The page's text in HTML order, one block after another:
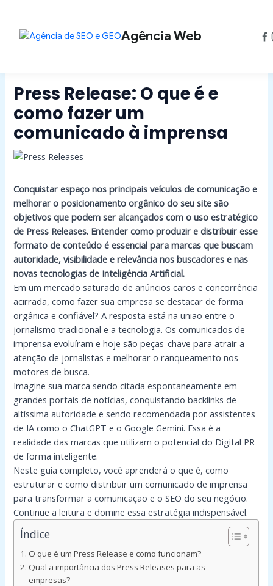
Agência Web
Press Release: O que é e
como fazer um
comunicado à imprensa
Conquistar espaço nos principais veículos de comunicação e
melhorar o posicionamento orgânico do seu site são
objetivos que podem ser alcançados com o uso estratégico
de Press Releases. Entender como produzir e distribuir esse
formato de conteúdo é essencial para marcas que buscam
autoridade, visibilidade e relevância nos buscadores e nas
novas tecnologias de Inteligência Artificial.
Em um mercado saturado de anúncios caros e concorrência
acirrada, como fazer sua empresa se destacar de forma
orgânica e confiável? A resposta está na união entre o
jornalismo tradicional e a tecnologia. Os comunicados de
imprensa evoluíram e hoje são peças-chave para atrair a
atenção de jornalistas e melhorar o ranqueamento nos
motores de busca.
Imagine sua marca sendo citada espontaneamente em
grandes portais de notícias, conquistando backlinks de
altíssima autoridade e sendo recomendada por assistentes
de IA como o ChatGPT e o Google Gemini. Essa é a
realidade das marcas que utilizam o potencial do Digital PR
de forma inteligente.
Neste guia completo, você aprenderá o que é, como
estruturar e como distribuir um comunicado de imprensa
para transformar a comunicação e o SEO do seu negócio.
Continue a leitura e domine essa estratégia indispensável.
Índice
O que é um Press Release e como funcionam?
Qual a importância dos Press Releases para as
empresas?